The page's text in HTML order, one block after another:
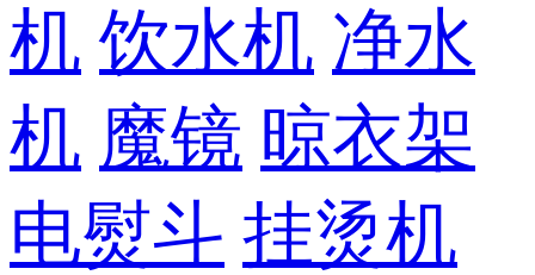
机 饮水机 净水
机 魔镜 晾衣架
电熨斗 挂烫机